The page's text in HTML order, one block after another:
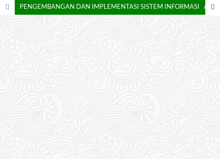
PENGEMBANGAN DAN IMPLEMENTASI SISTEM INFORMASI AKUNTANSI